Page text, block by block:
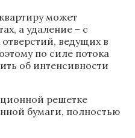
может
а удаление – с
ведущих в
по силе потока
об интенсивности
решетке
бумаги, полностью